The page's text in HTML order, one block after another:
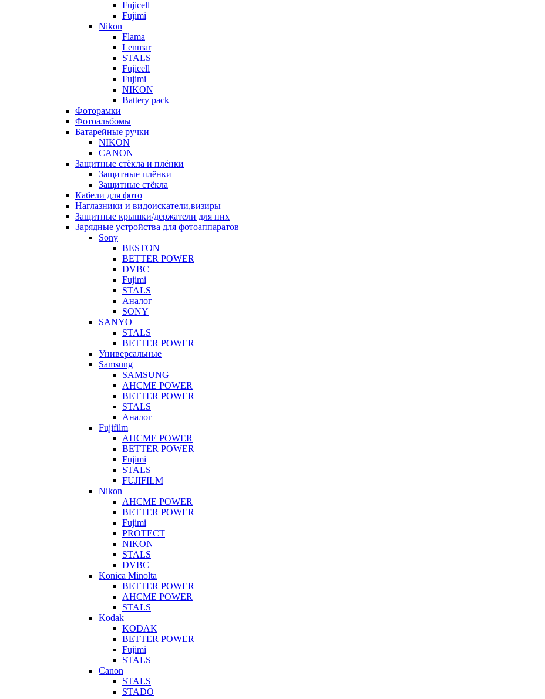
Fujicell
Fujimi
Nikon
Flama
Lenmar
STALS
Fujicell
Fujimi
NIKON
Battery pack
Фоторамки
Фотоальбомы
Батарейные ручки
NIKON
CANON
Защитные стёкла и плёнки
Защитные плёнки
Защитные стёкла
Кабели для фото
Наглазники и видоискатели,визиры
Защитные крышки/держатели для них
Зарядные устройства для фотоаппаратов
Sony
BESTON
BETTER POWER
DVBC
Fujimi
STALS
Аналог
SONY
SANYO
STALS
BETTER POWER
Универсальные
Samsung
SAMSUNG
AHCME POWER
BETTER POWER
STALS
Аналог
Fujifilm
AHCME POWER
BETTER POWER
Fujimi
STALS
FUJIFILM
Nikon
AHCME POWER
BETTER POWER
Fujimi
PROTECT
NIKON
STALS
DVBC
Konica Minolta
BETTER POWER
AHCME POWER
STALS
Kodak
KODAK
BETTER POWER
Fujimi
STALS
Canon
STALS
STADO